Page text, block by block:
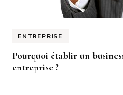
ENTREPRISE
Pourquoi établir un
entreprise ?